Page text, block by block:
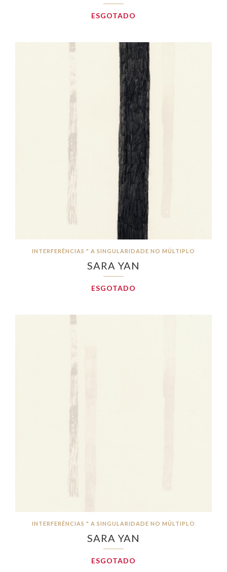
ESGOTADO
INTERFERÊNCIAS " A SINGULARIDADE NO MÚLTIPLO
SARA YAN
ESGOTADO
INTERFERÊNCIAS " A SINGULARIDADE NO MÚLTIPLO
SARA YAN
ESGOTADO